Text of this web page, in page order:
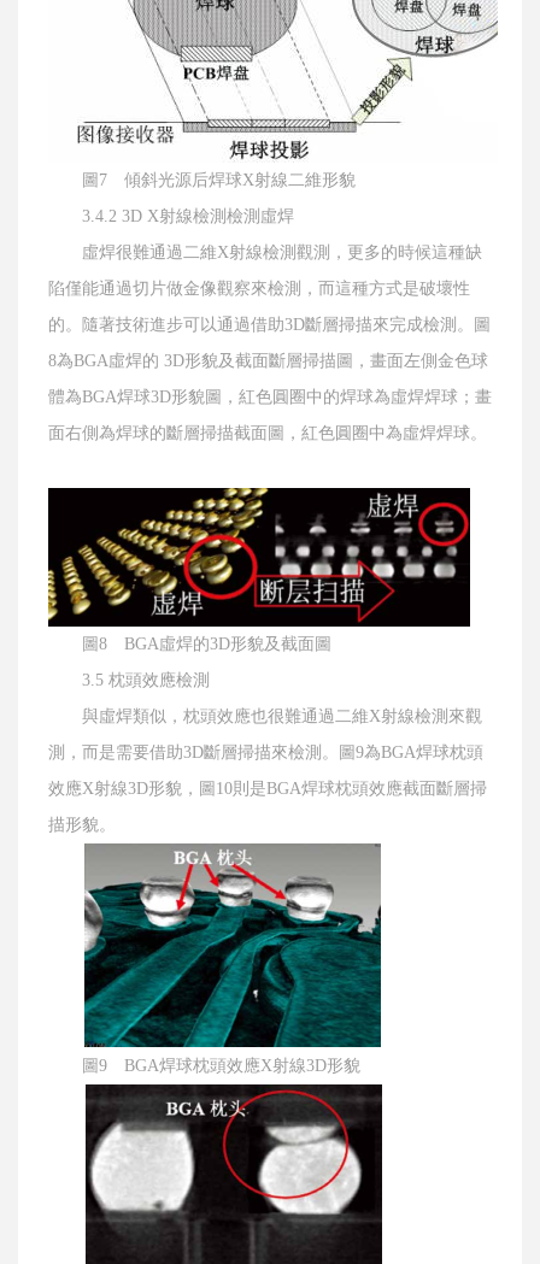
圖7 傾斜光源后焊球X射線二維形貌
3.4.2 3D X射線檢測檢測虛焊
虛焊很難通過二維X射線檢測觀測，更多的時候這種缺
陷僅能通過切片做金像觀察來檢測，而這種方式是破壞性
的。隨著技術進步可以通過借助3D斷層掃描來完成檢測。圖
8為BGA虛焊的 3D形貌及截面斷層掃描圖，畫面左側金色球
體為BGA焊球3D形貌圖，紅色圓圈中的焊球為虛焊焊球；畫
面右側為焊球的斷層掃描截面圖，紅色圓圈中為虛焊焊球。
圖8 BGA虛焊的3D形貌及截面圖
3.5 枕頭效應檢測
與虛焊類似，枕頭效應也很難通過二維X射線檢測來觀
測，而是需要借助3D斷層掃描來檢測。圖9為BGA焊球枕頭
效應X射線3D形貌，圖10則是BGA焊球枕頭效應截面斷層掃
描形貌。
圖9 BGA焊球枕頭效應X射線3D形貌